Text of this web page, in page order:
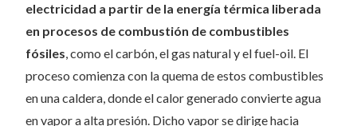
electricidad a partir de la energía térmica liberada
en procesos de combustión de combustibles
fósiles, como el carbón, el gas natural y el fuel-oil. El
proceso comienza con la quema de estos combustibles
en una caldera, donde el calor generado convierte agua
en vapor a alta presión. Dicho vapor se dirige hacia